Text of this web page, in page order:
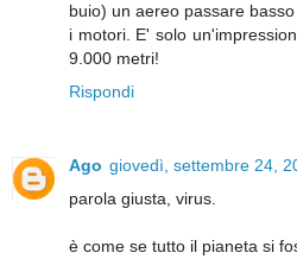
buio) un aereo passare
i motori. E' solo
9.000 metri!
Rispondi
Ago giovedì, settembre 24,
parola giusta, virus.
è come se tutto il pianeta si